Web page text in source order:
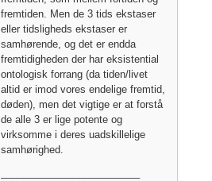
fremtiden. Men de 3 tids ekstaser
eller tidsligheds ekstaser er
samhørende, og det er endda
fremtidigheden der har eksistential
ontologisk forrang (da tiden/livet
altid er imod vores endelige fremtid,
døden), men det vigtige er at forstå
de alle 3 er lige potente og
virksomme i deres uadskillelige
samhørighed.